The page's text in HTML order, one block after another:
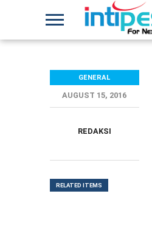
GENERAL
AUGUST 15, 2016
REDAKSI
RELATED ITEMS